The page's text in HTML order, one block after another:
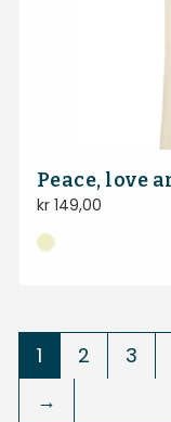
Peace, love
kr149,00
1 2 3
→